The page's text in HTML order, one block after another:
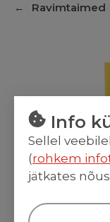
Ravimtaimed
Info
Sellel
(rohkem
jätkates